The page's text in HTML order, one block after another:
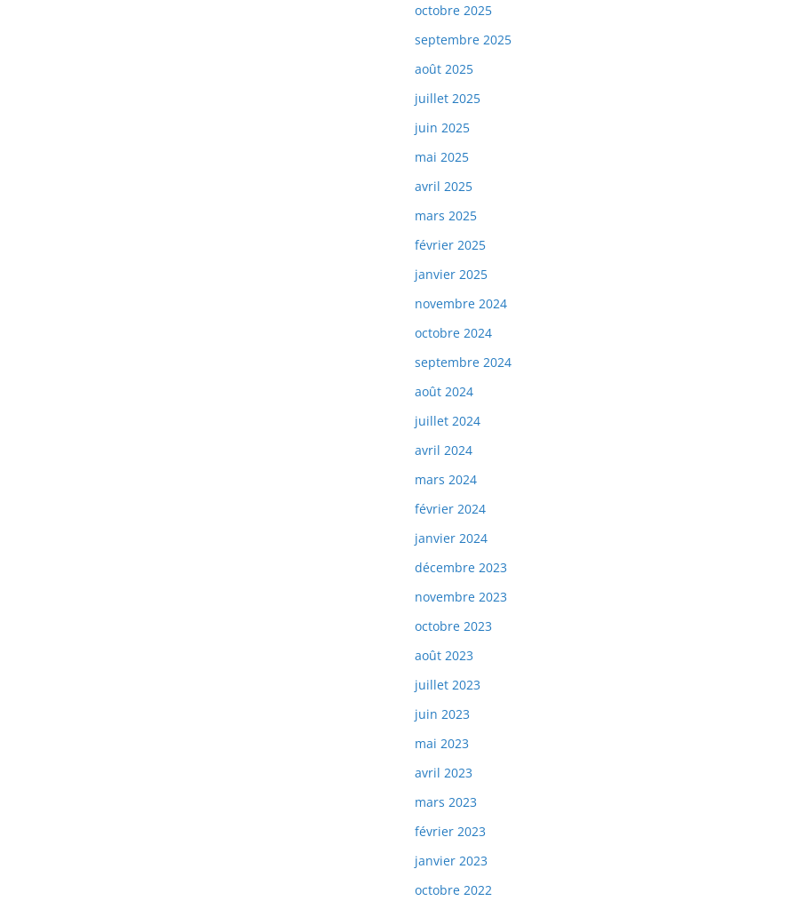
octobre 2025
septembre 2025
août 2025
juillet 2025
juin 2025
mai 2025
avril 2025
mars 2025
février 2025
janvier 2025
novembre 2024
octobre 2024
septembre 2024
août 2024
juillet 2024
avril 2024
mars 2024
février 2024
janvier 2024
décembre 2023
novembre 2023
octobre 2023
août 2023
juillet 2023
juin 2023
mai 2023
avril 2023
mars 2023
février 2023
janvier 2023
octobre 2022